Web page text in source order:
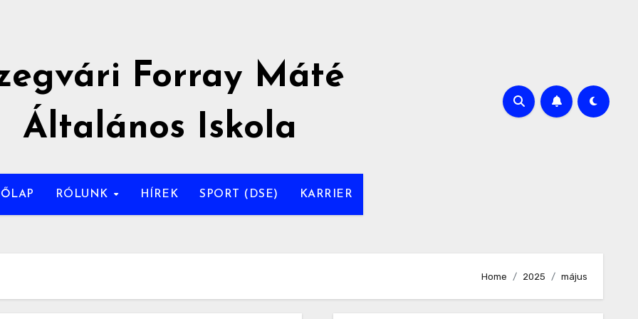
Forray Máté
Általános Iskola
RÓLUNK HÍREK SPORT (DSE) KARRIER
Home 2025 május